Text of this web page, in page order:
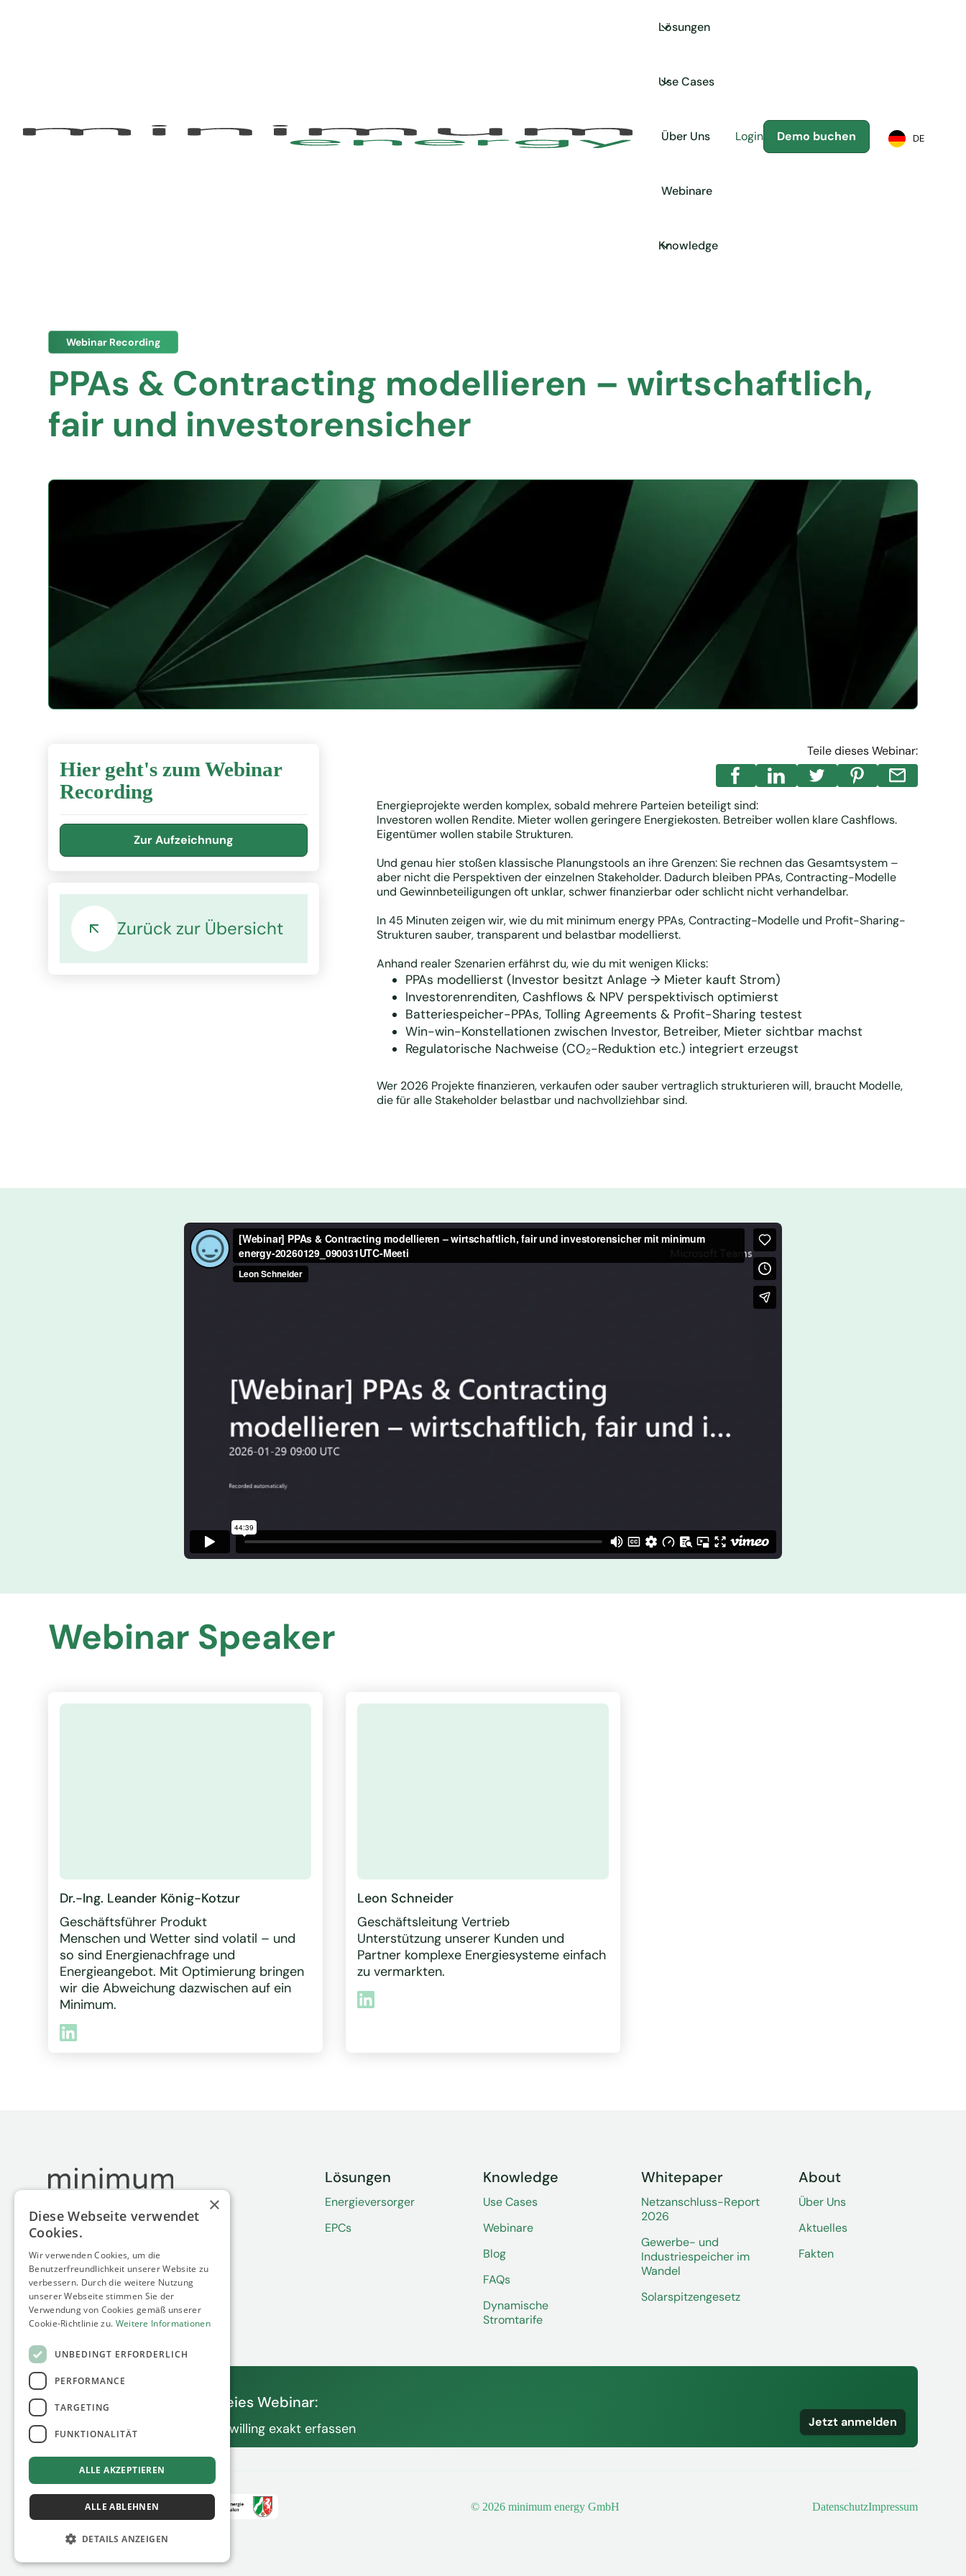
Lösungen
Use Cases
Über Uns
Webinare
Knowledge
Login Demo buchen DE
Webinar Recording
PPAs & Contracting modellieren – wirtschaftlich,
fair und investorensicher
Hier geht's zum Webinar
Recording
Zur Aufzeichnung
Zurück zur Übersicht
Teile dieses Webinar:
Energieprojekte werden komplex, sobald mehrere Parteien beteiligt sind:
Investoren wollen Rendite. Mieter wollen geringere Energiekosten. Betreiber wollen klare Cashflows.
Eigentümer wollen stabile Strukturen.
Und genau hier stoßen klassische Planungstools an ihre Grenzen: Sie rechnen das Gesamtsystem –
aber nicht die Perspektiven der einzelnen Stakeholder. Dadurch bleiben PPAs, Contracting-Modelle
und Gewinnbeteiligungen oft unklar, schwer finanzierbar oder schlicht nicht verhandelbar.
In 45 Minuten zeigen wir, wie du mit minimum energy PPAs, Contracting-Modelle und Profit-Sharing-
Strukturen sauber, transparent und belastbar modellierst.
Anhand realer Szenarien erfährst du, wie du mit wenigen Klicks:
PPAs modellierst (Investor besitzt Anlage → Mieter kauft Strom)
Investorenrenditen, Cashflows & NPV perspektivisch optimierst
Batteriespeicher-PPAs, Tolling Agreements & Profit-Sharing testest
Win-win-Konstellationen zwischen Investor, Betreiber, Mieter sichtbar machst
Regulatorische Nachweise (CO₂-Reduktion etc.) integriert erzeugst
Wer 2026 Projekte finanzieren, verkaufen oder sauber vertraglich strukturieren will, braucht Modelle,
die für alle Stakeholder belastbar und nachvollziehbar sind.
Webinar Speaker
Dr.-Ing. Leander König-Kotzur
Geschäftsführer Produkt
Menschen und Wetter sind volatil – und
so sind Energienachfrage und
Energieangebot. Mit Optimierung bringen
wir die Abweichung dazwischen auf ein
Minimum.
Leon Schneider
Geschäftsleitung Vertrieb
Unterstützung unserer Kunden und
Partner komplexe Energiesysteme einfach
zu vermarkten.
Siebengebirgsallee 60
50939 Köln
Germany
Lösungen
Energieversorger
EPCs
Knowledge
Use Cases
Webinare
Blog
FAQs
Dynamische
Stromtarife
Whitepaper
Netzanschluss-Report
2026
Gewerbe- und
Industriespeicher im
Wandel
Solarspitzengesetz
About
Über Uns
Aktuelles
Fakten
13.08.2026
Unser nächstes kostenfreies Webinar:
C&I Standorte als digitalen Zwilling exakt erfassen Jetzt anmelden
© 2026 minimum energy GmbH DatenschutzImpressum
×
Diese Webseite verwendet
Cookies.
Wir verwenden Cookies, um die
Benutzerfreundlichkeit unserer Website zu
verbessern. Durch die weitere Nutzung
unserer Webseite stimmen Sie der
Verwendung von Cookies gemäß unserer
Cookie-Richtlinie zu. Weitere Informationen
UNBEDINGT ERFORDERLICH
PERFORMANCE
TARGETING
FUNKTIONALITÄT
ALLE AKZEPTIEREN
ALLE ABLEHNEN
DETAILS ANZEIGEN